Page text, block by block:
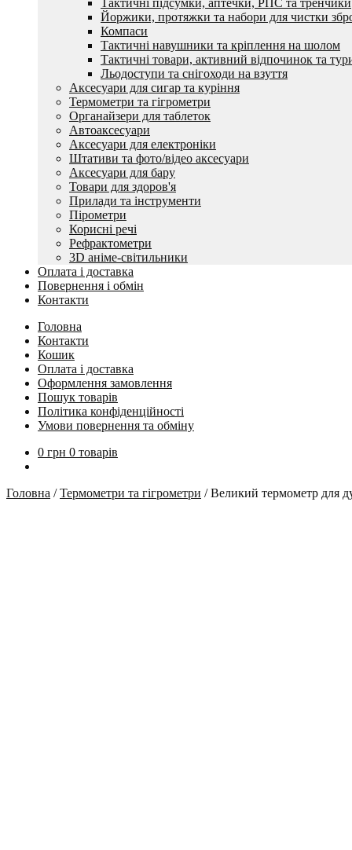
Тактичні підсумки, аптечки, РПС та тренчики
Йоржики, протяжки та набори для чистки
Компаси
Тактичні навушники та кріплення на шолом
Тактичні товари, активний відпочинок та
Льодоступи та снігоходи на взуття
Аксесуари для сигар та куріння
Термометри та гігрометри
Органайзери для таблеток
Автоаксесуари
Аксесуари для електроніки
Штативи та фото/відео аксесуари
Аксесуари для бару
Товари для здоров'я
Прилади та інструменти
Пірометри
Корисні речі
Рефрактометри
3D аніме-світильники
Оплата і доставка
Повернення і обмін
Контакти
Головна
Контакти
Кошик
Оплата і доставка
Оформлення замовлення
Пошук товарів
Політика конфіденційності
Умови повернення та обміну
0 грн 0 товарів
Головна /Термометри та гігрометри /Великий термометр для